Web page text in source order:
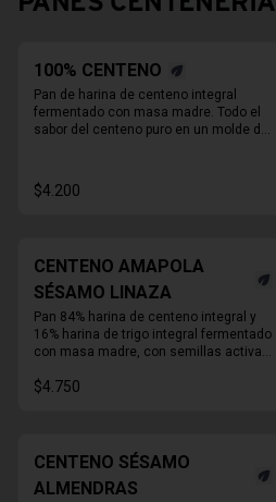
100% CENTENO
Pan de harina de centeno integral
fermentado con masa madre. Todo el
sabor del centeno puro en un molde de
En primavera verano REFRIGERAR
INMEDIATAMENTE.
$4.200
CENTENO AMAPOLA
SÉSAMO LINAZA
Pan 84% harina de centeno integral y
16% harina de trigo integral fermentado
con masa madre, con semillas activas
1 KG.
$4.750
CENTENO SÉSAMO
ALMENDRAS